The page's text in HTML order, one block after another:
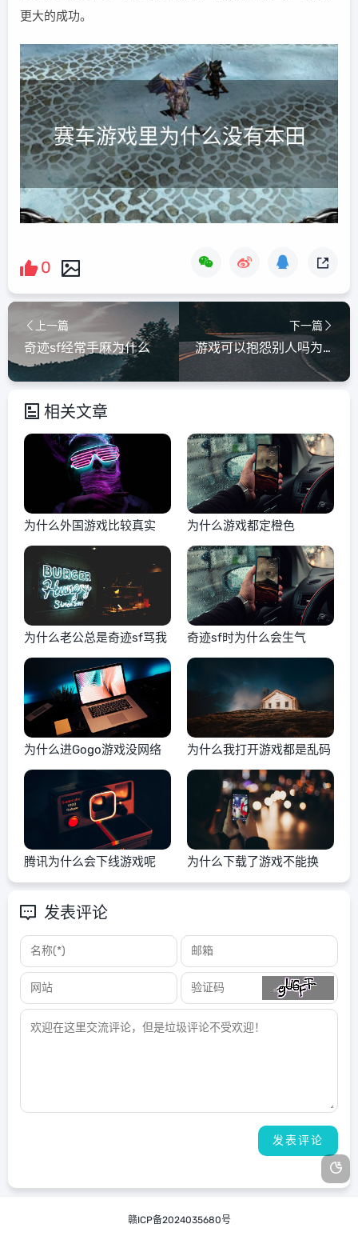
更大的成功。
0
上一篇
奇迹sf经常手麻为什么
下一篇
游戏可以抱怨别人吗为什么
相关文章
为什么外国游戏比较真实 为什么游戏都定橙色
为什么老公总是奇迹sf骂我 奇迹sf时为什么会生气
为什么进Gogo游戏没网络 为什么我打开游戏都是乱码
腾讯为什么会下线游戏呢 为什么下载了游戏不能换
发表评论
赣ICP备2024035680号